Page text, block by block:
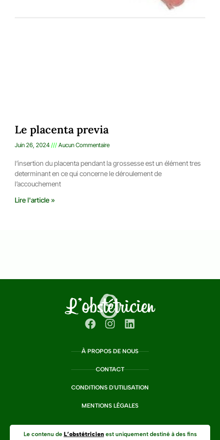
Le placenta previa
Juin 26, 2024 Aucun Commentaire
l’insertion du placenta pendant la grossesse est un élément tres
determinant en ce qui concerne le déroulement de
l’accouchement
Lire l'article »
À PROPOS DE NOUS
CONTACT
CONDITIONS D'UTILISATION
MENTIONS LÉGALES
Le contenu de L’obstétricienest uniquement destiné à des fins